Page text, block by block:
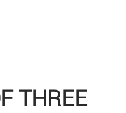
THREE